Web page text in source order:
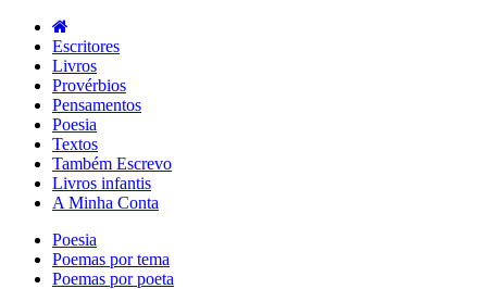
Escritores
Livros
Provérbios
Pensamentos
Poesia
Textos
Também Escrevo
Livros infantis
A Minha Conta
Poesia
Poemas por tema
Poemas por poeta